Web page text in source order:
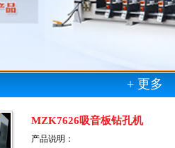
+ 更多
MZK7626吸音板钻孔机
产品说明：